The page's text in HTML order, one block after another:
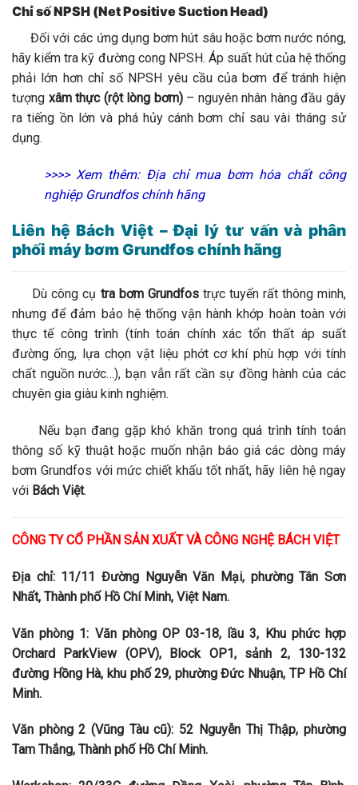
Chỉ số NPSH (Net Positive Suction Head)
Đối với các ứng dụng bơm hút sâu hoặc bơm nước nóng,
hãy kiểm tra kỹ đường cong NPSH. Áp suất hút của hệ thống
phải lớn hơn chỉ số NPSH yêu cầu của bơm để tránh hiện
tượng xâm thực (rột lòng bơm)– nguyên nhân hàng đầu gây
ra tiếng ồn lớn và phá hủy cánh bơm chỉ sau vài tháng sử
dụng.
>>>> Xem thêm: Địa chỉ mua bơm hóa chất công
nghiệp Grundfos chính hãng
Liên hệ Bách Việt – Đại lý tư vấn và phân
phối máy bơm Grundfos chính hãng
Dù công cụ tra bơm Grundfostrực tuyến rất thông minh,
nhưng để đảm bảo hệ thống vận hành khớp hoàn toàn với
thực tế công trình (tính toán chính xác tổn thất áp suất
đường ống, lựa chọn vật liệu phớt cơ khí phù hợp với tính
chất nguồn nước…), bạn vẫn rất cần sự đồng hành của các
chuyên gia giàu kinh nghiệm.
Nếu bạn đang gặp khó khăn trong quá trình tính toán
thông số kỹ thuật hoặc muốn nhận báo giá các dòng máy
bơm Grundfos với mức chiết khấu tốt nhất, hãy liên hệ ngay
với Bách Việt.
CÔNG TY CỔ PHẦN SẢN XUẤT VÀ CÔNG NGHỆ BÁCH VIỆT
Địa chỉ: 11/11 Đường Nguyễn Văn Mại, phường Tân Sơn
Nhất, Thành phố Hồ Chí Minh, Việt Nam.
Văn phòng 1: Văn phòng OP 03-18, lầu 3, Khu phức hợp
Orchard ParkView (OPV), Block OP1, sảnh 2, 130-132
đường Hồng Hà, khu phố 29, phường Đức Nhuận, TP Hồ Chí
Minh.
Văn phòng 2 (Vũng Tàu cũ): 52 Nguyễn Thị Thập, phường
Tam Thắng, Thành phố Hồ Chí Minh.